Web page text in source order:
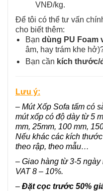
VNĐ/kg.
Để tôi có thể tư vấn
cho biết thêm:
Bạn dùng PU Foam
âm, hay trám khe
Bạn cần kích thước/
Lưu ý:
– Mút Xốp Sofa tấm có
mút xốp có độ dày từ 5
mm, 25mm, 100 mm,
Nếu khác các kích
theo rập, theo mẫu…
– Giao hàng từ 3-5
VAT 8 – 10%.
– Đặt cọc trước 50%